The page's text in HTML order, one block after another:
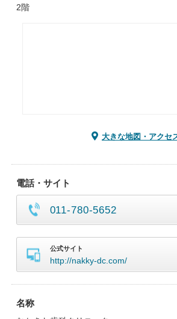
2階
大きな地図・アクセ
電話・サイト
011-780-5652
公式サイト
http://nakky-dc.com/
名称